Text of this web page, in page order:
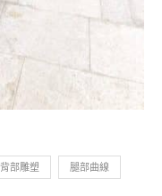
背部雕塑 腿部曲線